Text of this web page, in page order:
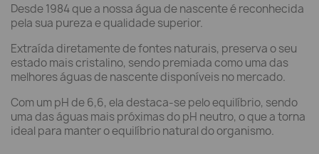
Desde 1984 que a nossa água de nascente é reconhecida
pela sua pureza e qualidade superior.
Extraída diretamente de fontes naturais, preserva o seu
estado mais cristalino, sendo premiada como uma das
melhores águas de nascente disponíveis no mercado.
Com um pH de 6,6, ela destaca-se pelo equilíbrio, sendo
uma das águas mais próximas do pH neutro, o que a torna
ideal para manter o equilíbrio natural do organismo.